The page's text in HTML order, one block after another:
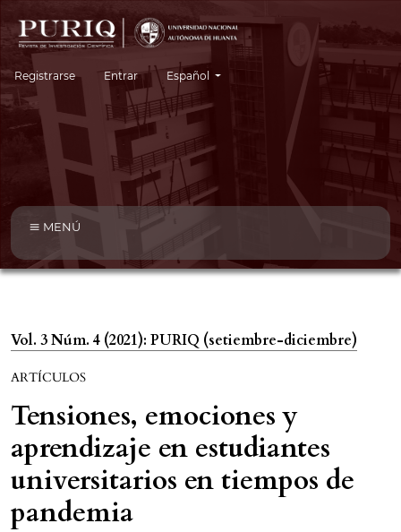
Registrarse Entrar Cambiar el idioma. El idioma actual es:
Español
MENÚ
Vol. 3 Núm. 4 (2021): PURIQ (setiembre-diciembre)
ARTÍCULOS
Tensiones, emociones y
aprendizaje en estudiantes
universitarios en tiempos de
pandemia